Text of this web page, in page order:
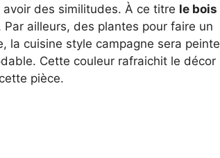
des similitudes. À ce titre le bois
Par ailleurs, des plantes pour faire un
la cuisine style campagne sera peinte
Cette couleur rafraichit le décor
pièce.